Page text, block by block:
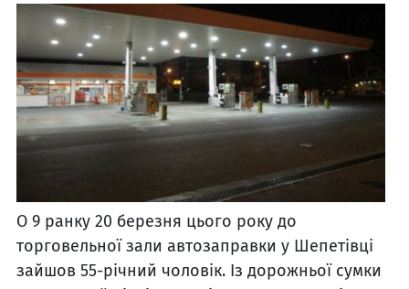
О 9 ранку 20 березня цього року до
торговельної зали автозаправки у Шепетівці
зайшов 55-річний чоловік. Із дорожньої сумки